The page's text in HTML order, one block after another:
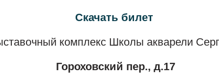
Скачать билет
комплекс Школы акварели
Гороховский пер., д.17